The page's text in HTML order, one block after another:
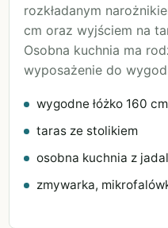
rozkładanym
cm oraz wyjściem na
Osobna kuchnia ma
wyposażenie do
wygodne łóżko 160
taras ze stolikiem
osobna kuchnia z
zmywarka,